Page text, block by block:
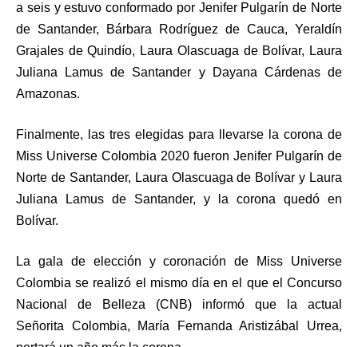
a seis y estuvo conformado por Jenifer Pulgarín de Norte
de Santander, Bárbara Rodríguez de Cauca, Yeraldín
Grajales de Quindío, Laura Olascuaga de Bolívar, Laura
Juliana Lamus de Santander y Dayana Cárdenas de
Amazonas.
Finalmente, las tres elegidas para llevarse la corona de
Miss Universe Colombia 2020 fueron Jenifer Pulgarín de
Norte de Santander, Laura Olascuaga de Bolívar y Laura
Juliana Lamus de Santander, y la corona quedó en
Bolívar.
La gala de elección y coronación de Miss Universe
Colombia se realizó el mismo día en el que el Concurso
Nacional de Belleza (CNB) informó que la actual
Señorita Colombia, María Fernanda Aristizábal Urrea,